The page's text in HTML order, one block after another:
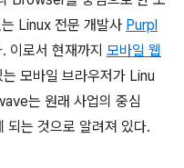
Linux 전문 개발사 Purpl
로서 현재까지 모바일 웹
모바일 브라우저가 Linu
는 원래 사업의 중심
는 것으로 알려져 있다.